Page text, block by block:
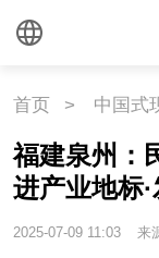
首页 > 中国式
福建泉州：
进产业地标·
2025-07-09 11:03 来